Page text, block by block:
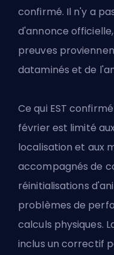
confirmé. Il n'y a
d'annonce
preuves
dataminés et de
Ce qui EST
février est limité
localisation et aux
accompagnés de
réinitialisations
problèmes de
calculs physiques.
inclus un correctif